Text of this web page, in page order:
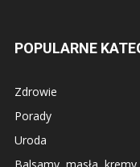
POPULARNE
Zdrowie
Porady
Uroda